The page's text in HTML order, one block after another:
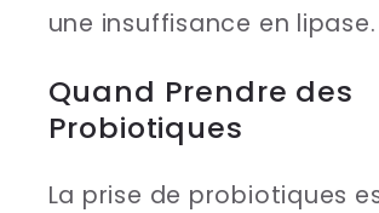
une insuffisance en lipase.
Quand Prendre des
Probiotiques
La prise de probiotiques